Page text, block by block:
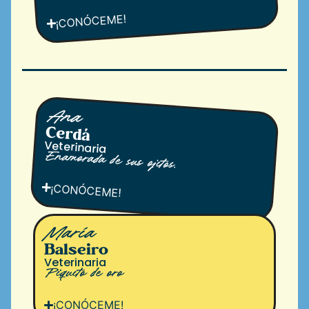
¡CONÓCEME!
Ana
Cerdá
Veterinaria
Enamorada de sus ojitos.
¡CONÓCEME!
María
Balseiro
Veterinaria
Piquito de oro
¡CONÓCEME!